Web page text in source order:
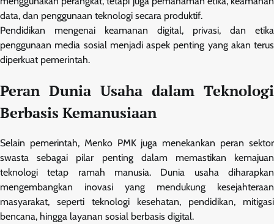
data, dan penggunaan teknologi secara produktif.
Pendidikan mengenai keamanan digital, privasi, dan etika
penggunaan media sosial menjadi aspek penting yang akan terus
diperkuat pemerintah.
Peran Dunia Usaha dalam Teknologi
Berbasis Kemanusiaan
Selain pemerintah, Menko PMK juga menekankan peran sektor
swasta sebagai pilar penting dalam memastikan kemajuan
teknologi tetap ramah manusia. Dunia usaha diharapkan
mengembangkan inovasi yang mendukung kesejahteraan
masyarakat, seperti teknologi kesehatan, pendidikan, mitigasi
bencana, hingga layanan sosial berbasis digital.